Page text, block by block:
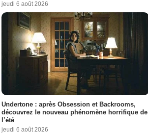
jeudi 6 août 2026
Undertone : après Obsession et Backrooms,
découvrez le nouveau phénomène horrifique de
l’été
jeudi 6 août 2026